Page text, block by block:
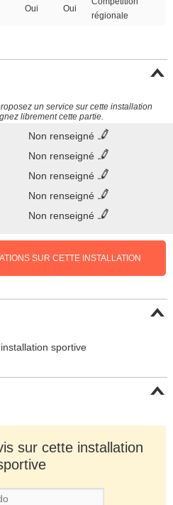
Oui Oui
régionale
un service sur cette installation
librement cette partie.
Non renseigné
Non renseigné
Non renseigné
Non renseigné
Non renseigné
SUR CETTE INSTALLATION
sportive
sur cette installation